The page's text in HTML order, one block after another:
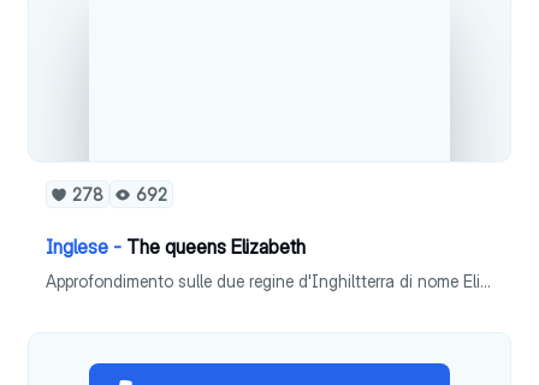
278 692
Inglese - The queens Elizabeth
Approfondimento sulle due regine d'Inghiltterra di nome Elizabeth. Presentazione solo in inglese, file di approfondimento in doppia lingua: italiano ed inglese.